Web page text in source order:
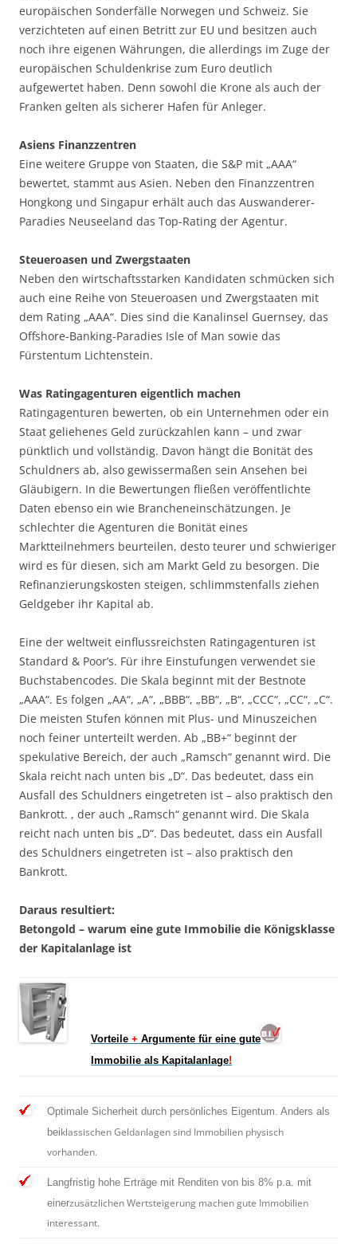
europäischen Sonderfälle Norwegen und Schweiz. Sie
verzichteten auf einen Betritt zur EU und besitzen auch
noch ihre eigenen Währungen, die allerdings im Zuge der
europäischen Schuldenkrise zum Euro deutlich
aufgewertet haben. Denn sowohl die Krone als auch der
Franken gelten als sicherer Hafen für Anleger.
Asiens Finanzzentren
Eine weitere Gruppe von Staaten, die S&P mit „AAA“
bewertet, stammt aus Asien. Neben den Finanzzentren
Hongkong und Singapur erhält auch das Auswanderer-
Paradies Neuseeland das Top-Rating der Agentur.
Steueroasen und Zwergstaaten
Neben den wirtschaftsstarken Kandidaten schmücken sich
auch eine Reihe von Steueroasen und Zwergstaaten mit
dem Rating „AAA“. Dies sind die Kanalinsel Guernsey, das
Offshore-Banking-Paradies Isle of Man sowie das
Fürstentum Lichtenstein.
Was Ratingagenturen eigentlich machen
Ratingagenturen bewerten, ob ein Unternehmen oder ein
Staat geliehenes Geld zurückzahlen kann – und zwar
pünktlich und vollständig. Davon hängt die Bonität des
Schuldners ab, also gewissermaßen sein Ansehen bei
Gläubigern. In die Bewertungen fließen veröffentlichte
Daten ebenso ein wie Brancheneinschätzungen. Je
schlechter die Agenturen die Bonität eines
Marktteilnehmers beurteilen, desto teurer und schwieriger
wird es für diesen, sich am Markt Geld zu besorgen. Die
Refinanzierungskosten steigen, schlimmstenfalls ziehen
Geldgeber ihr Kapital ab.
Eine der weltweit einflussreichsten Ratingagenturen ist
Standard & Poor’s. Für ihre Einstufungen verwendet sie
Buchstabencodes. Die Skala beginnt mit der Bestnote
„AAA“. Es folgen „AA“, „A“, „BBB“, „BB“, „B“, „CCC“, „CC“, „C“.
Die meisten Stufen können mit Plus- und Minuszeichen
noch feiner unterteilt werden. Ab „BB+“ beginnt der
spekulative Bereich, der auch „Ramsch“ genannt wird. Die
Skala reicht nach unten bis „D“. Das bedeutet, dass ein
Ausfall des Schuldners eingetreten ist – also praktisch den
Bankrott. , der auch „Ramsch“ genannt wird. Die Skala
reicht nach unten bis „D“. Das bedeutet, dass ein Ausfall
des Schuldners eingetreten ist – also praktisch den
Bankrott.
Daraus resultiert:
Betongold – warum eine gute Immobilie die Königsklasse
der Kapitalanlage ist
Vorteile + Argumente für eine gute
Immobilie als Kapitalanlage!
Optimale Sicherheit durch persönliches Eigentum. Anders als
beiklassischen Geldanlagen sind Immobilien physisch
vorhanden.
Langfristig hohe Erträge mit Renditen von bis 8% p.a. mit
einerzusätzlichen Wertsteigerung machen gute Immobilien
interessant.